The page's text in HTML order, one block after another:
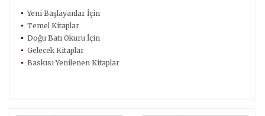
Yeni Başlayanlar İçin
Temel Kitaplar
Doğu Batı Okuru İçin
Gelecek Kitaplar
Baskısı Yenilenen Kitaplar